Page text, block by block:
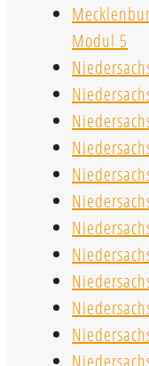
Modul 5